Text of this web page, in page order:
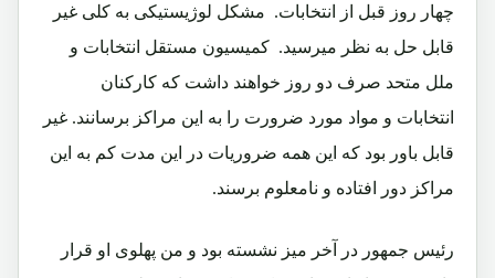
چهار روز قبل از انتخابات.‏ مشکل لوژیستیکی به کلی غیر
قابل حل به نظر میرسید.‏ کمیسیون مستقل انتخابات و
ملل متحد صرف دو روز خواهند داشت که کارکنان
انتخابات و مواد مورد ضرورت را به این مراکز برسانند.‏ غیر
قابل باور بود که این همه ضروریات در این مدت کم به این
مراکز دور افتاده و نامعلوم برسند.‏
رئیس جمهور در آخر میز نشسته بود و من پهلوی او قرار